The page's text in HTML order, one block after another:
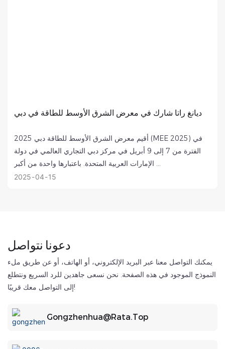
ديانغ راتا شارك في معرض الشرق الأوسط للطاقة في دبي
أقيم معرض الشرق الأوسط للطاقة دبي 2025 (MEE 2025) في
الفترة من 7 إلى 9 أبريل في مركز دبي التجاري العالمي في دولة
الإمارات العربية المتحدة. باعتبارها واحدة من أكبر ...
2025 04 15
دعونا نتواصل
يمكنك التواصل معنا عبر البريد الإلكتروني، أو الهاتف، أو عن طريق ملء
النموذج الموجود في هذه الصفحة. نحن نسعى جاهدين للرد السريع ونتطلع
إلى التواصل معك قريبًا!
Gongzhenhua@rata.top